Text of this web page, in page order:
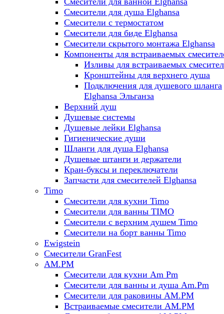
Смесители для душа Elghansa
Смесители с термостатом
Смесители для биде Elghansa
Смесители скрытого монтажа Elghansa
Компоненты для встраиваемых
Изливы для встраиваемых
Кронштейны для верхнего душа
Подключения для душевого шланга
Elghansa Эльганза
Верхний душ
Душевые системы
Душевые лейки Elghansa
Гигиенические души
Шланги для душа Elghansa
Душевые штанги и держатели
Кран-буксы и переключатели
Запчасти для смесителей Elghansa
Timo
Смесители для кухни Timo
Смесители для ванны TIMO
Смесители с верхним душем Timo
Смесители на борт ванны Timo
Ewigstein
Смесители GranFest
AM.PM
Смесители для кухни Am Pm
Смесители для ванны и душа Am.Pm
Смесители для раковины AM.PM
Встраиваемые смесители AM.PM